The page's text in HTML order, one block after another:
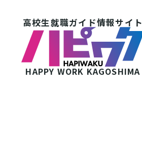
高校生就職ガイド情報サイト
HAPPY WORK KAGOSHIMA